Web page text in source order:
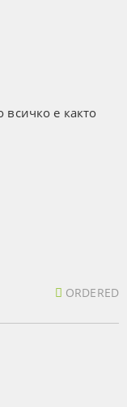
всичко е както
ORDERED